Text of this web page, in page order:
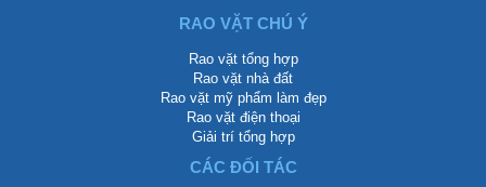
RAO VẶT CHÚ Ý
Rao vặt tổng hợp
Rao vặt nhà đất
Rao vặt mỹ phẩm làm đẹp
Rao vặt điện thoại
Giải trí tổng hợp
CÁC ĐỐI TÁC